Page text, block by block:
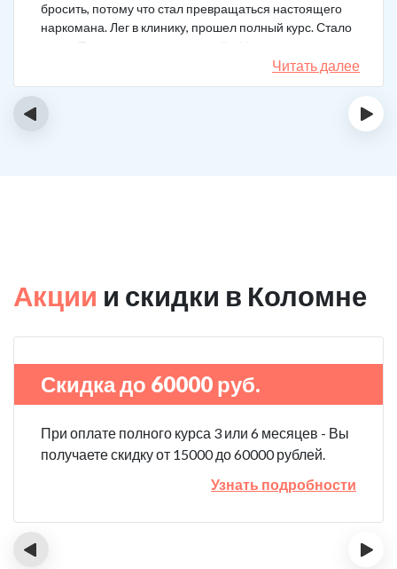
бросить, потому что стал превращаться настоящего
наркомана. Лег в клинику, прошел полный курс. Стало
легче. Перестало тянуть на спайс. Начал жить заново.
Читать далее
‹ ›
Акции и скидки в Коломне
Скидка до 60000 руб.
При оплате полного курса 3 или 6 месяцев - Вы
получаете скидку от 15000 до 60000 рублей.
Узнать подробности
‹ ›